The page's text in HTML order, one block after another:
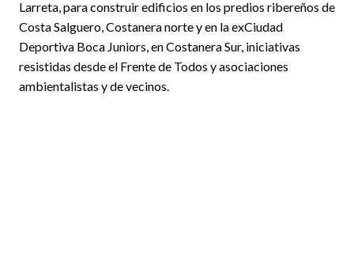
Larreta, para construir edificios en los predios ribereños de
Costa Salguero, Costanera norte y en la exCiudad
Deportiva Boca Juniors, en Costanera Sur, iniciativas
resistidas desde el Frente de Todos y asociaciones
ambientalistas y de vecinos.